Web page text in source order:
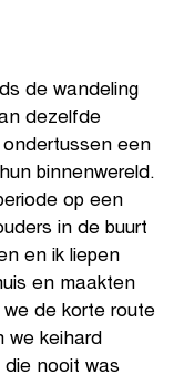
de wandeling
dezelfde
ondertussen een
binnenwereld.
op een
in de buurt
en ik liepen
en maakten
de korte route
we keihard
die nooit was